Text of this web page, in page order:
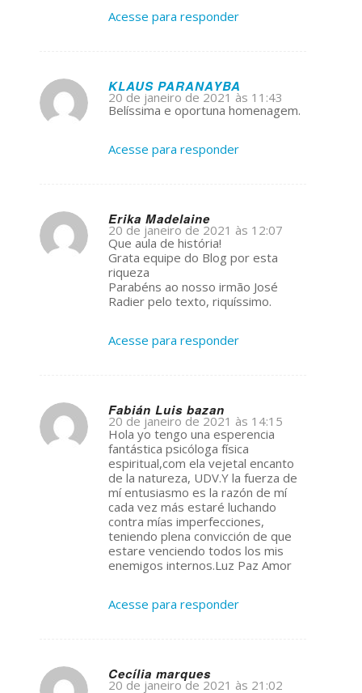
Acesse para responder
KLAUS PARANAYBA
s
ays:
20 de janeiro de 2021 às 11:43
Belíssima e oportuna homenagem.
Acesse para responder
Erika Madelaine
s
ays:
20 de janeiro de 2021 às 12:07
Que aula de história!
Grata equipe do Blog por esta
riqueza
Parabéns ao nosso irmão José
Radier pelo texto, riquíssimo.
Acesse para responder
Fabián Luis bazan
s
ays:
20 de janeiro de 2021 às 14:15
Hola yo tengo una esperencia
fantástica psicóloga física
espiritual,com ela vejetal encanto
de la natureza, UDV.Y la fuerza de
mí entusiasmo es la razón de mí
cada vez más estaré luchando
contra mías imperfecciones,
teniendo plena convicción de que
estare venciendo todos los mis
enemigos internos.Luz Paz Amor
Acesse para responder
Cecília marques
20 de janeiro de 2021 às 21:02